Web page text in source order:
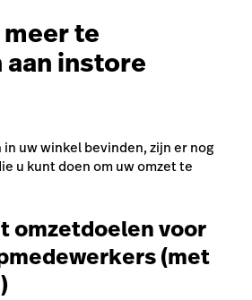
te
instore
uw winkel bevinden, zijn er nog
u kunt doen om uw omzet te
omzetdoelen voor
(met